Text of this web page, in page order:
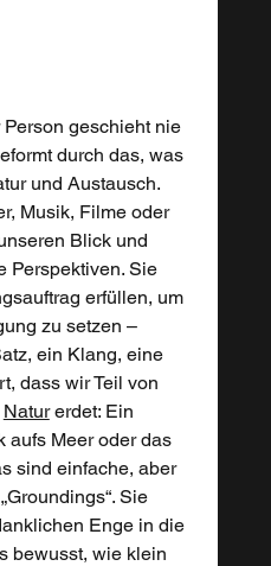
geschieht nie
durch das, was
und Austausch.
Musik, Filme oder
Blick und
Perspektiven. Sie
erfüllen, um
zu setzen –
ein Klang, eine
dass wir Teil von
Natur erdet: Ein
aufs Meer oder das
sind einfache, aber
Sie
Enge in die
bewusst, wie klein